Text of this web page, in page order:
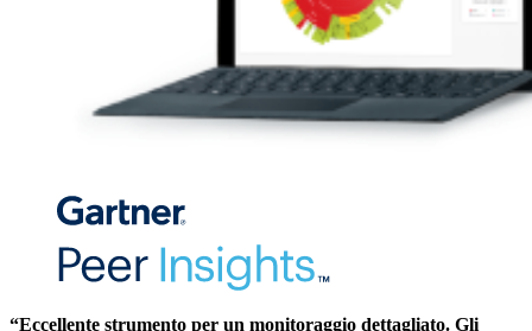
“Eccellente strumento per un monitoraggio dettagliato. Gli